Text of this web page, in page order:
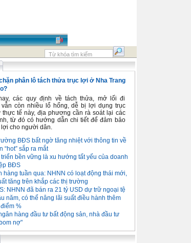
phân lô tách thửa trục lợi ở Nha Trang
các quy định về tách thửa, mở lối đi
vẫn còn nhiều lổ hổng, dễ bị lợi dụng trục
thực tế này, địa phương cần rà soát lại các
từ đó có hướng dẫn chi tiết để đảm bảo
lợi cho người dân.
BĐS bất ngờ tăng nhiệt với thông tin về
“hot” sắp ra mắt
triển bền vững là xu hướng tất yếu của doanh
BĐS
hàng tuần qua: NHNN có loạt động thái mới,
tăng trên khắp các thị trường
NHNN đã bán ra 21 tỷ USD dự trữ ngoại tệ
năm, có thể nâng lãi suất điều hành thêm
%
hàng đầu tư bất động sản, nhà đầu tư
nợ"